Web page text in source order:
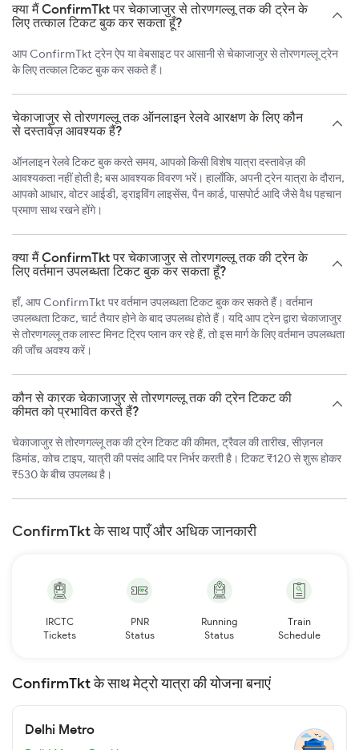
क्या मैं ConfirmTkt पर चेकाजाजुर से तोरणगल्लू तक की ट्रेन के
लिए तत्काल टिकट बुक कर सकता हूँ?
आप ConfirmTkt ट्रेन ऐप या वेबसाइट पर आसानी से चेकाजाजुर से तोरणगल्लू ट्रेन
के लिए तत्काल टिकट बुक कर सकते हैं।
चेकाजाजुर से तोरणगल्लू तक ऑनलाइन रेलवे आरक्षण के लिए कौन
से दस्तावेज़ आवश्यक हैं?
ऑनलाइन रेलवे टिकट बुक करते समय, आपको किसी विशेष यात्रा दस्तावेज़ की
आवश्यकता नहीं होती है; बस आवश्यक विवरण भरें। हालाँकि, अपनी ट्रेन यात्रा के दौरान,
आपको आधार, वोटर आईडी, ड्राइविंग लाइसेंस, पैन कार्ड, पासपोर्ट आदि जैसे वैध पहचान
प्रमाण साथ रखने होंगे।
क्या मैं ConfirmTkt पर चेकाजाजुर से तोरणगल्लू तक की ट्रेन के
लिए वर्तमान उपलब्धता टिकट बुक कर सकता हूँ?
हाँ, आप ConfirmTkt पर वर्तमान उपलब्धता टिकट बुक कर सकते हैं। वर्तमान
उपलब्धता टिकट, चार्ट तैयार होने के बाद उपलब्ध होते हैं। यदि आप ट्रेन द्वारा चेकाजाजुर
से तोरणगल्लू तक लास्ट मिनट ट्रिप प्लान कर रहे हैं, तो इस मार्ग के लिए वर्तमान उपलब्धता
की जाँच अवश्य करें।
कौन से कारक चेकाजाजुर से तोरणगल्लू तक की ट्रेन टिकट की
कीमत को प्रभावित करते हैं?
चेकाजाजुर से तोरणगल्लू तक की ट्रेन टिकट की कीमत, ट्रैवल की तारीख, सीज़नल
डिमांड, कोच टाइप, यात्री की पसंद आदि पर निर्भर करती है। टिकट ₹120 से शुरू होकर
₹530 के बीच उपलब्ध है।
ConfirmTkt के साथ पाएँ और अधिक जानकारी
IRCTC
Tickets
PNR
Status
Running
Status
Train
Schedule
ConfirmTkt के साथ मेट्रो यात्रा की योजना बनाएं
Delhi Metro